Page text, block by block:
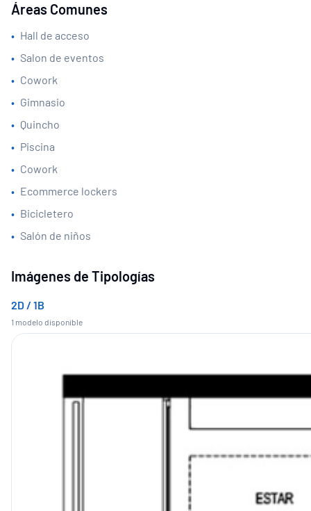
Áreas Comunes
• Hall de acceso
• Salon de eventos
• Cowork
• Gimnasio
• Quincho
• Piscina
• Cowork
• Ecommerce lockers
• Bicicletero
• Salón de niños
Imágenes de Tipologías
2D / 1B
1 modelo disponible